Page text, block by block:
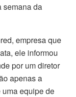
semana da
empresa que
ele informou
por um diretor
apenas a
equipe de